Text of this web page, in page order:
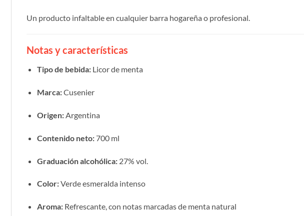
Un producto infaltable en cualquier barra hogareña o profesional.
Notas y características
Tipo de bebida:Licor de menta
Marca:Cusenier
Origen:Argentina
Contenido neto:700 ml
Graduación alcohólica:27% vol.
Color:Verde esmeralda intenso
Aroma:Refrescante, con notas marcadas de menta natural